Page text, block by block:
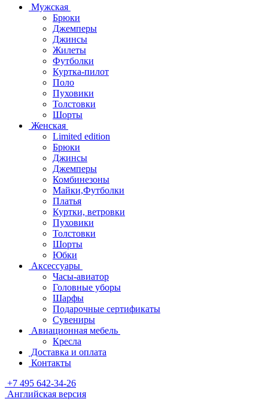
Мужская
Брюки
Джемперы
Джинсы
Жилеты
Футболки
Куртка-пилот
Поло
Пуховики
Толстовки
Шорты
Женская
Limited edition
Брюки
Джинсы
Джемперы
Комбинезоны
Майки,Футболки
Платья
Куртки, ветровки
Пуховики
Толстовки
Шорты
Юбки
Аксессуары
Часы-авиатор
Головные уборы
Шарфы
Подарочные сертификаты
Сувениры
Авиационная мебель
Кресла
Доставка и оплата
Контакты
+7 495 642-34-26
Английская версия